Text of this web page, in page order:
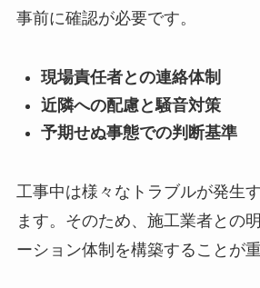
事前に確認が必要です。
現場責任者との連絡体制
近隣への配慮と騒音対策
予期せぬ事態での判断基準
工事中は様々なトラブルが発生
ます。そのため、施工業者との
ーション体制を構築することが重